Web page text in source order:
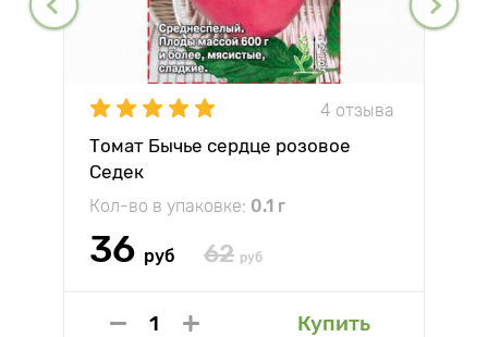
4 отзыва
Томат Бычье сердце розовое
Седек
Кол-во в упаковке: 0.1 г
36 руб 62 руб
Купить